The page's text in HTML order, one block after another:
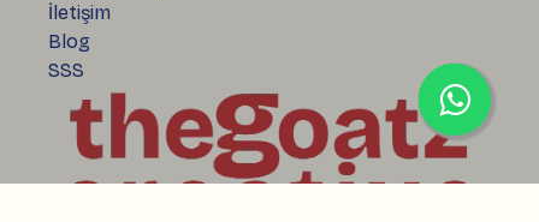
İletişim
Blog
SSS